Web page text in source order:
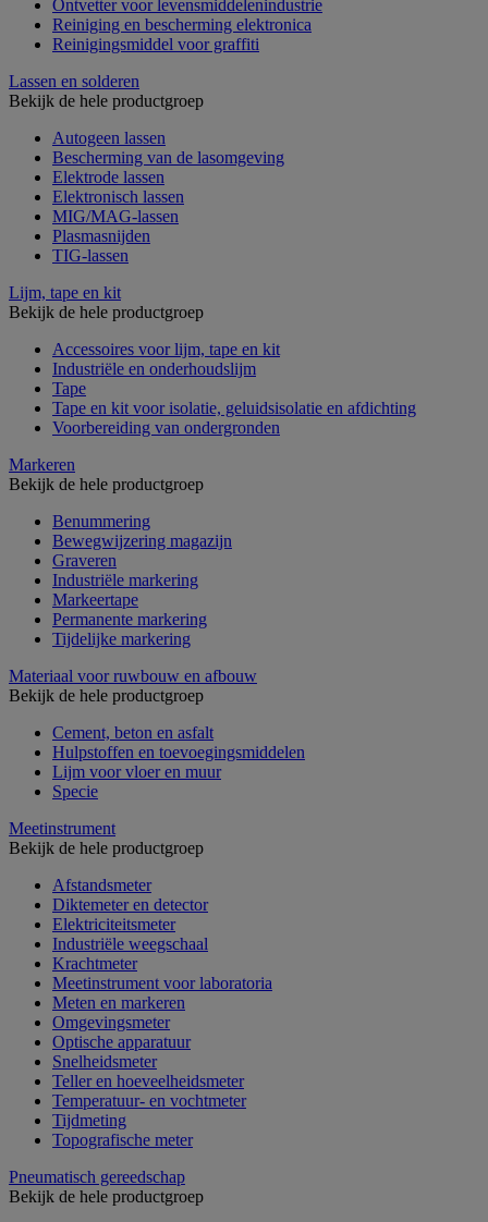
Ontvetter voor levensmiddelenindustrie
Reiniging en bescherming elektronica
Reinigingsmiddel voor graffiti
Lassen en solderen
Bekijk de hele productgroep
Autogeen lassen
Bescherming van de lasomgeving
Elektrode lassen
Elektronisch lassen
MIG/MAG-lassen
Plasmasnijden
TIG-lassen
Lijm, tape en kit
Bekijk de hele productgroep
Accessoires voor lijm, tape en kit
Industriële en onderhoudslijm
Tape
Tape en kit voor isolatie, geluidsisolatie en afdichting
Voorbereiding van ondergronden
Markeren
Bekijk de hele productgroep
Benummering
Bewegwijzering magazijn
Graveren
Industriële markering
Markeertape
Permanente markering
Tijdelijke markering
Materiaal voor ruwbouw en afbouw
Bekijk de hele productgroep
Cement, beton en asfalt
Hulpstoffen en toevoegingsmiddelen
Lijm voor vloer en muur
Specie
Meetinstrument
Bekijk de hele productgroep
Afstandsmeter
Diktemeter en detector
Elektriciteitsmeter
Industriële weegschaal
Krachtmeter
Meetinstrument voor laboratoria
Meten en markeren
Omgevingsmeter
Optische apparatuur
Snelheidsmeter
Teller en hoeveelheidsmeter
Temperatuur- en vochtmeter
Tijdmeting
Topografische meter
Pneumatisch gereedschap
Bekijk de hele productgroep